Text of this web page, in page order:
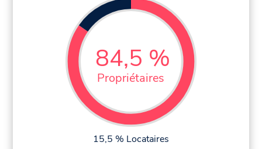
84,5 %
Propriétaires
15,5 % Locataires